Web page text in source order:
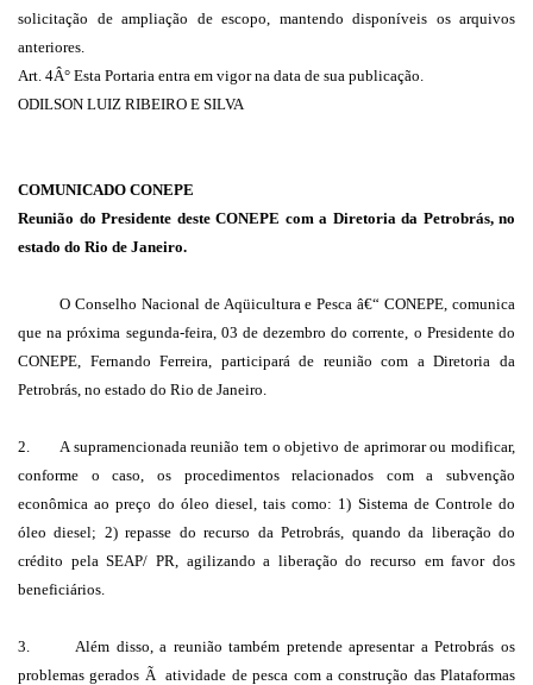
solicitação de ampliação de escopo, mantendo disponíveis os arquivos
anteriores.
Art. 4Â° Esta Portaria entra em vigor na data de sua publicação.
ODILSON LUIZ RIBEIRO E SILVA
COMUNICADO CONEPE
Reunião do Presidente deste CONEPE com a Diretoria da Petrobrás, no
estado do Rio de Janeiro.
O Conselho Nacional de Aqüicultura e Pesca â€“ CONEPE, comunica
que na próxima segunda-feira, 03 de dezembro do corrente, o Presidente do
CONEPE, Fernando Ferreira, participará de reunião com a Diretoria da
Petrobrás, no estado do Rio de Janeiro.
2.
A supramencionada reunião tem o objetivo de aprimorar ou modificar,
conforme o caso, os procedimentos relacionados com a subvenção
econômica ao preço do óleo diesel, tais como: 1) Sistema de Controle do
óleo diesel; 2) repasse do recurso da Petrobrás, quando da liberação do
crédito pela SEAP/ PR, agilizando a liberação do recurso em favor dos
beneficiários.
3.
Além disso, a reunião também pretende apresentar a Petrobrás os
problemas gerados Ã atividade de pesca com a construção das Plataformas